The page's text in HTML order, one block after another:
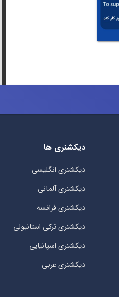
دیکشنری ها
دیکشنری انگلیسی
دیکشنری آلمانی
دیکشنری فرانسه
دیکشنری ترکی استانبولی
دیکشنری اسپانیایی
دیکشنری عربی